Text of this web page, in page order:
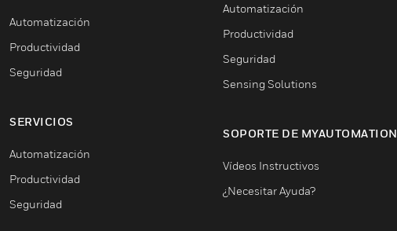
Automatización
Productividad
Seguridad
SERVICIOS
Automatización
Productividad
Seguridad
Automatización
Productividad
Seguridad
Sensing Solutions
SOPORTE DE MYAUTOMATION
Vídeos Instructivos
¿Necesitar Ayuda?